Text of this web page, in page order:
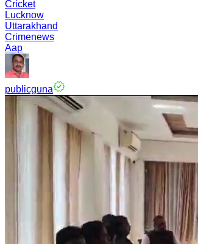
Cricket
Lucknow
Uttarakhand
Crimenews
Aap
publicguna